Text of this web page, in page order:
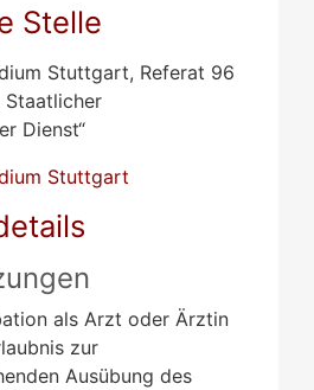
Stelle
Stuttgart, Referat 96
Staatlicher
Dienst“
Stuttgart
als Arzt oder Ärztin
zur
Ausübung des